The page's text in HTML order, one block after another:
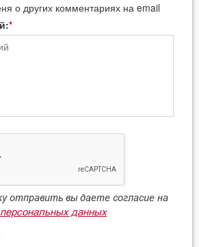
о других комментариях на email
отправить вы даете согласие на
данных